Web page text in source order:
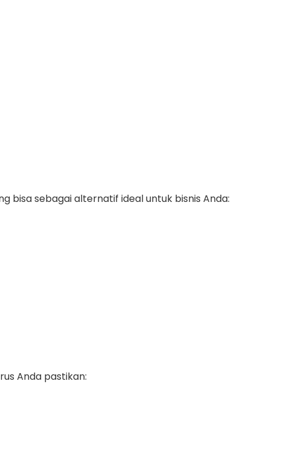
bisa sebagai alternatif ideal untuk bisnis Anda:
Anda pastikan: